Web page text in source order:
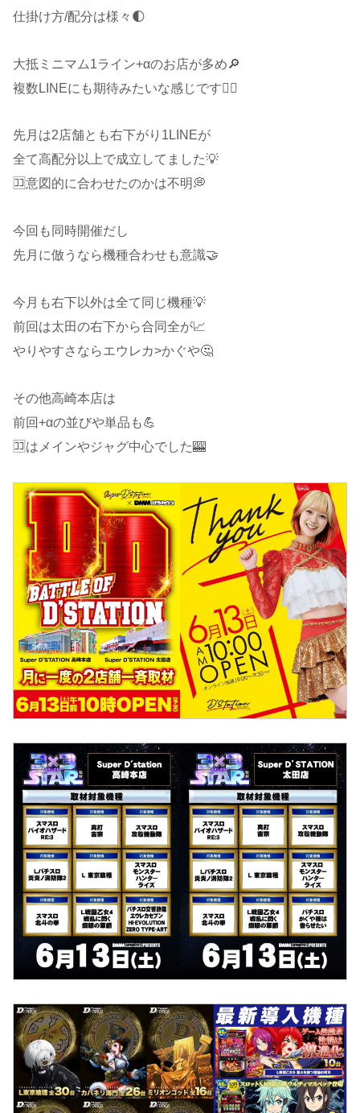
仕掛け方/配分は様々🌓
大抵ミニマム1ライン+αのお店が多め🔎
複数LINEにも期待みたいな感じです🙆‍♂️
先月は2店舗とも右下がり1LINEが
全て高配分以上で成立してました💡
🈁意図的に合わせたのかは不明💭
今回も同時開催だし
先月に倣うなら機種合わせも意識🤝
今月も右下以外は全て同じ機種💡
前回は太田の右下から合同全が📈
やりやすさならエウレカ>かぐや🤔
その他高崎本店は
前回+αの並びや単品も💪
🈁はメインやジャグ中心でした🎰